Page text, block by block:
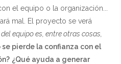
el equipo o la organización...
mal. El proyecto se verá
equipo es, entre otras cosas,
se pierde la confianza con el
¿Qué ayuda a generar